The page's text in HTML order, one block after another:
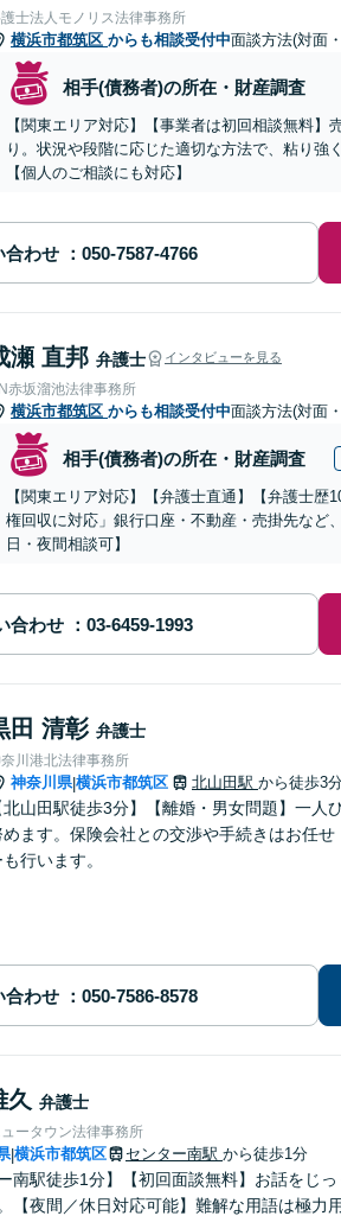
士法人モノリス法律事務所
横浜市都筑区 からも相談受付中面談方法(対面
相手(債務者)の所在・財産調査
【関東エリア対応】【事業者は初回相談無料
り。状況や段階に応じた適切な方法で、粘り
【個人のご相談にも対応】
合わせ
瀬 直邦 弁護士 インタビューを見る
赤坂溜池法律事務所
横浜市都筑区 からも相談受付中面談方法(対面
相手(債務者)の所在・財産調査
【関東エリア対応】【弁護士直通】【弁護士
権回収に対応」銀行口座・不動産・売掛先など
日・夜間相談可】
合わせ
田 清彰 弁護士
川港北法律事務所
神奈川県|横浜市都筑区 北山田駅 から徒歩3
北山田駅徒歩3分】【離婚・男女問題】一
めます。保険会社との交渉や手続きはお任
も行います。
合わせ
久 弁護士
ータウン法律事務所
|横浜市都筑区 センター南駅 から徒歩1分
ー南駅徒歩1分】【初回面談無料】お話をじ
【夜間／休日対応可能】難解な用語は極力